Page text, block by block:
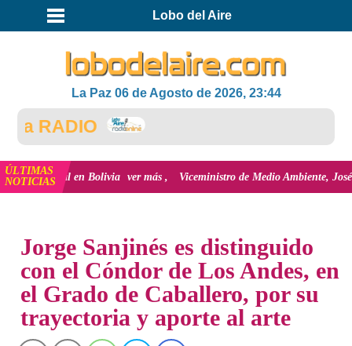
Lobo del Aire
La Paz 06 de Agosto de 2026, 23:44
RADIO
ÚLTIMAS
NOTICIAS
Digital en Bolivia ver más Viceministro de Medio Ambiente, José
Jorge Sanjinés es distinguido
con el Cóndor de Los Andes, en
el Grado de Caballero, por su
trayectoria y aporte al arte